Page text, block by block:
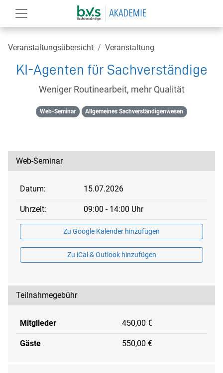
Veranstaltungsübersicht Veranstaltung
KI-Agenten für Sachverständige
Weniger Routinearbeit, mehr Qualität
Web-Seminar Allgemeines Sachverständigenwesen
Web-Seminar
Datum: 15.07.2026
Uhrzeit: 09:00 - 14:00 Uhr
Zu Google Kalender hinzufügen
Zu iCal & Outlook hinzufügen
Teilnahmegebühr
Mitglieder 450,00 €
Gäste 550,00 €